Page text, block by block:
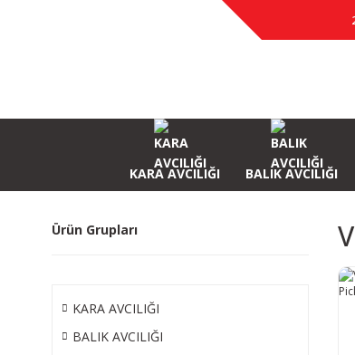
KARA AVCILIĞI BALIK AVCILIĞI
Ürün Grupları
KARA AVCILIĞI
BALIK AVCILIĞI